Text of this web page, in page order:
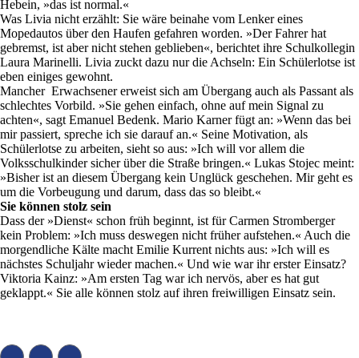
Hebein, »das ist normal.«
Was Livia nicht erzählt: Sie wäre beinahe vom Lenker eines
Mopedautos über den Haufen gefahren worden. »Der Fahrer hat
gebremst, ist aber nicht stehen geblieben«, berichtet ihre Schulkollegin
Laura Marinelli. Livia zuckt dazu nur die Achseln: Ein Schülerlotse ist
eben einiges gewohnt.
Mancher Erwachsener erweist sich am Übergang auch als Passant als
schlechtes Vorbild. »Sie gehen einfach, ohne auf mein Signal zu
achten«, sagt Emanuel Bedenk. Mario Karner fügt an: »Wenn das bei
mir passiert, spreche ich sie darauf an.« Seine Motivation, als
Schülerlotse zu arbeiten, sieht so aus: »Ich will vor allem die
Volksschulkinder sicher über die Straße bringen.« Lukas Stojec meint:
»Bisher ist an diesem Übergang kein Unglück geschehen. Mir geht es
um die Vorbeugung und darum, dass das so bleibt.«
Sie können stolz sein
Dass der »Dienst« schon früh beginnt, ist für Carmen Stromberger
kein Problem: »Ich muss deswegen nicht früher aufstehen.« Auch die
morgendliche Kälte macht Emilie Kurrent nichts aus: »Ich will es
nächstes Schuljahr wieder machen.« Und wie war ihr erster Einsatz?
Viktoria Kainz: »Am ersten Tag war ich nervös, aber es hat gut
geklappt.« Sie alle können stolz auf ihren freiwilligen Einsatz sein.